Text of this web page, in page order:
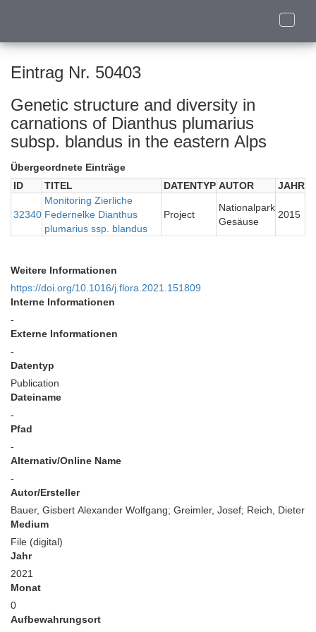
Toggle
Eintrag Nr. 50403
Genetic structure and diversity in
carnations of Dianthus plumarius
subsp. blandus in the eastern Alps
Übergeordnete Einträge
ID
TITEL DATENTYP AUTOR JAHR
32340
Monitoring Zierliche
Federnelke Dianthus
plumarius ssp. blandus
Project
Nationalpark
Gesäuse
2015
Weitere Informationen
https://doi.org/10.1016/j.flora.2021.151809
Interne Informationen
-
Externe Informationen
-
Datentyp
Publication
Dateiname
-
Pfad
-
Alternativ/Online Name
-
Autor/Ersteller
Bauer, Gisbert Alexander Wolfgang; Greimler, Josef; Reich, Dieter
Medium
File (digital)
Jahr
2021
Monat
0
Aufbewahrungsort